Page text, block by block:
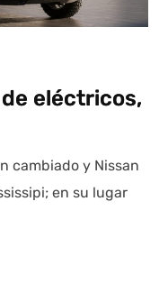
eléctricos,
cambiado y Nissan
en su lugar
ofrece